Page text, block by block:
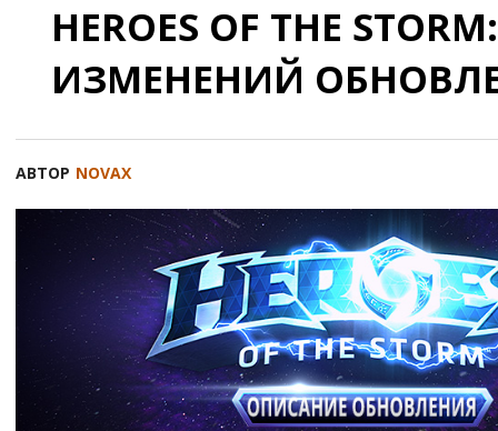
HEROES OF THE
ИЗМЕНЕНИЙ
АВТОР NOVAX